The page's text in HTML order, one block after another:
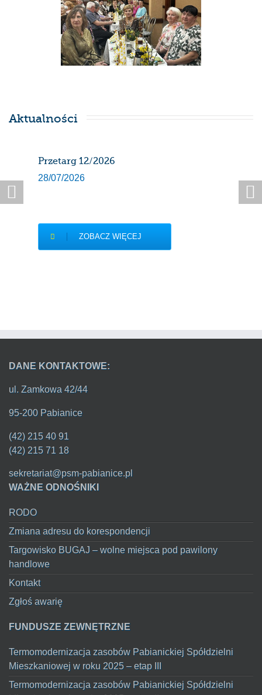
Aktualności
Przetarg 12/2026
28/07/2026
ZOBACZ WIĘCEJ
27/
DANE KONTAKTOWE:
ul. Zamkowa 42/44
95-200 Pabianice
(42) 215 40 91
(42) 215 71 18
sekretariat@psm-pabianice.pl
WAŻNE ODNOŚNIKI
RODO
Zmiana adresu do korespondencji
Targowisko BUGAJ – wolne miejsca pod pawilony
handlowe
Kontakt
Zgłoś awarię
FUNDUSZE ZEWNĘTRZNE
Termomodernizacja zasobów Pabianickiej Spółdzielni
Mieszkaniowej w roku 2025 – etap III
Termomodernizacja zasobów Pabianickiej Spółdzielni